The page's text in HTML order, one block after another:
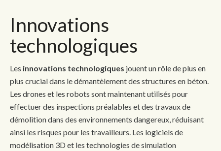
Innovations
technologiques
Les innovations technologiques jouent un rôle de plus en
plus crucial dans le démantèlement des structures en béton.
Les drones et les robots sont maintenant utilisés pour
effectuer des inspections préalables et des travaux de
démolition dans des environnements dangereux, réduisant
ainsi les risques pour les travailleurs. Les logiciels de
modélisation 3D et les technologies de simulation